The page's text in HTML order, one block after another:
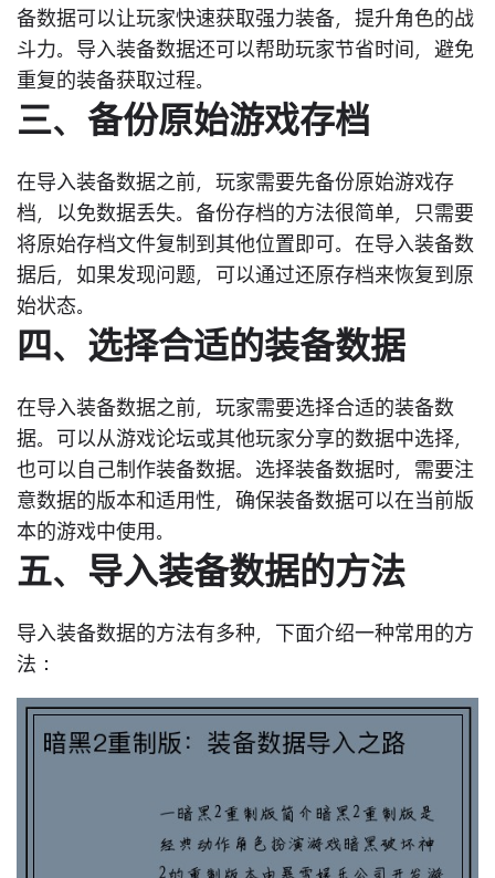
备数据可以让玩家快速获取强力装备，提升角色的战
斗力。导入装备数据还可以帮助玩家节省时间，避免
重复的装备获取过程。
三、备份原始游戏存档
在导入装备数据之前，玩家需要先备份原始游戏存
档，以免数据丢失。备份存档的方法很简单，只需要
将原始存档文件复制到其他位置即可。在导入装备数
据后，如果发现问题，可以通过还原存档来恢复到原
始状态。
四、选择合适的装备数据
在导入装备数据之前，玩家需要选择合适的装备数
据。可以从游戏论坛或其他玩家分享的数据中选择，
也可以自己制作装备数据。选择装备数据时，需要注
意数据的版本和适用性，确保装备数据可以在当前版
本的游戏中使用。
五、导入装备数据的方法
导入装备数据的方法有多种，下面介绍一种常用的方
法：